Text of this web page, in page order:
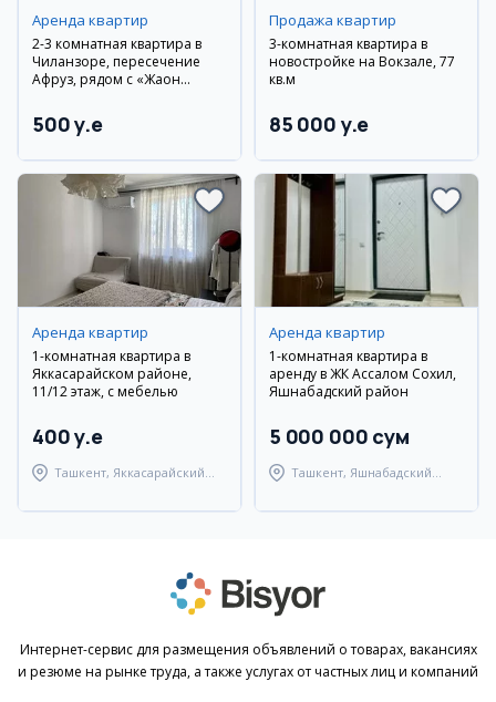
Аренда квартир
2-3 комнатная квартира в
Чиланзоре, пересечение
Афруз, рядом с «Жаҳон
500 y.e
Продажа квартир
3-комнатная квартира в
новостройке на Вокзале, 77
кв.м
85 000 y.e
Аренда квартир
1-комнатная квартира в
Яккасарайском районе,
11/12 этаж, с мебелью
400 y.e
Ташкент, Яккасарайский
Аренда квартир
1-комнатная квартира в
аренду в ЖК Ассалом Сохил,
Яшнабадский район
5 000 000 сум
Ташкент, Яшнабадский
Интернет-сервис для размещения объявлений о товарах, вакансиях
и резюме на рынке труда, а также услугах от частных лиц и компаний